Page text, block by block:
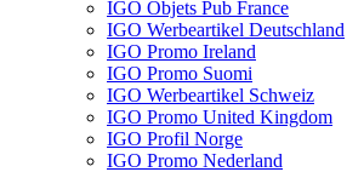
IGO Objets Pub France
IGO Werbeartikel Deutschland
IGO Promo Ireland
IGO Promo Suomi
IGO Werbeartikel Schweiz
IGO Promo United Kingdom
IGO Profil Norge
IGO Promo Nederland